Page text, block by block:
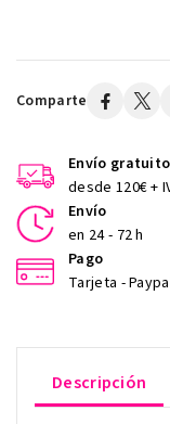
Comparte
Envío gratuito
desde 120€ +
Envío
en 24 - 72 h
Pago
Tarjeta -
Descripción